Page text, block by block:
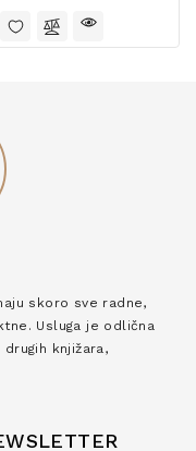
skoro sve radne,
Usluga je odlična
knjižara,